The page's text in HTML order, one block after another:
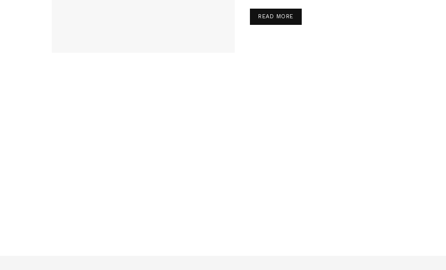
READ MORE